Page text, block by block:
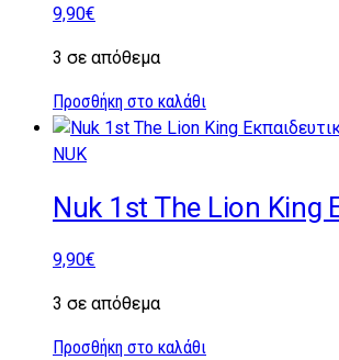
9,90€
3 σε απόθεμα
Προσθήκη στο καλάθι
NUK
Nuk 1st The Lion King
9,90€
3 σε απόθεμα
Προσθήκη στο καλάθι